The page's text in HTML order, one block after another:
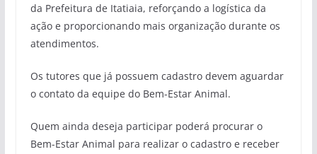
da Prefeitura de Itatiaia, reforçando a logística da
ação e proporcionando mais organização durante os
atendimentos.
Os tutores que já possuem cadastro devem aguardar
o contato da equipe do Bem-Estar Animal.
Quem ainda deseja participar poderá procurar o
Bem-Estar Animal para realizar o cadastro e receber